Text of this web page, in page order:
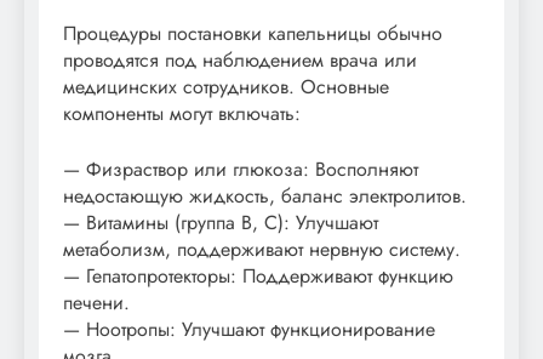
Процедуры постановки капельницы обычно
проводятся под наблюдением врача или
медицинских сотрудников. Основные
компоненты могут включать:
— Физраствор или глюкоза: Восполняют
недостающую жидкость, баланс электролитов.
— Витамины (группа B, С): Улучшают
метаболизм, поддерживают нервную систему.
— Гепатопротекторы: Поддерживают функцию
печени.
— Ноотропы: Улучшают функционирование